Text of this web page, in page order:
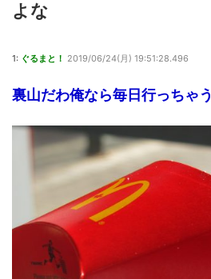
よな
1: ぐるまと！ 2019/06/24(月) 19:51:28.496
裏山だわ俺なら毎日行っちゃう